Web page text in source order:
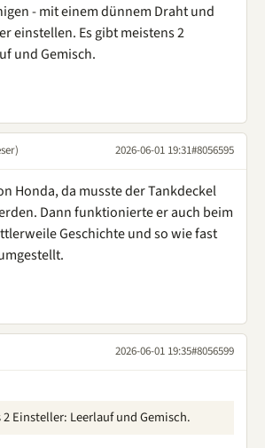
- mit einem dünnem Draht und
einstellen. Es gibt meistens 2
und Gemisch.
2026-06-01 19:31#8056595
Honda, da musste der Tankdeckel
Dann funktionierte er auch beim
Geschichte und so wie fast
2026-06-01 19:35#8056599
Einsteller: Leerlauf und Gemisch.